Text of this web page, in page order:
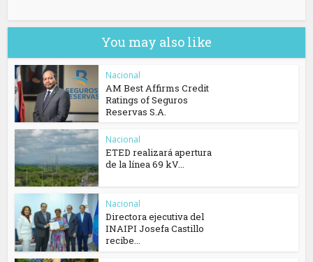
You may also like
Nacional
AM Best Affirms Credit
Ratings of Seguros
Reservas S.A.
Nacional
ETED realizará apertura
de la línea 69 kV...
Nacional
Directora ejecutiva del
INAIPI Josefa Castillo
recibe...